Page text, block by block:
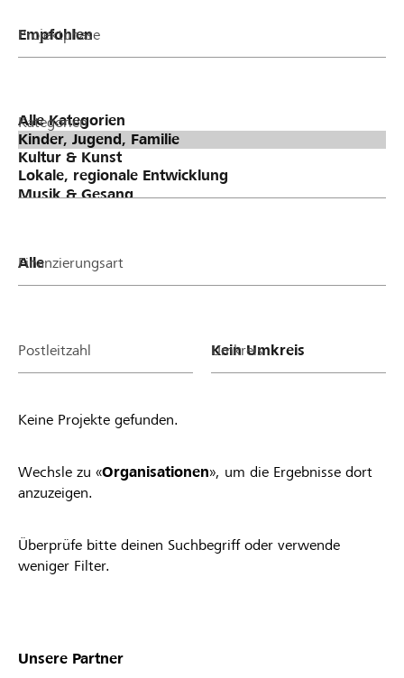
Projektphase
Kategorien
Finanzierungsart
Postleitzahl Umkreis
Keine Projekte gefunden.
Wechsle zu «Organisationen», um die Ergebnisse dort
anzuzeigen.
Überprüfe bitte deinen Suchbegriff oder verwende
weniger Filter.
Unsere Partner